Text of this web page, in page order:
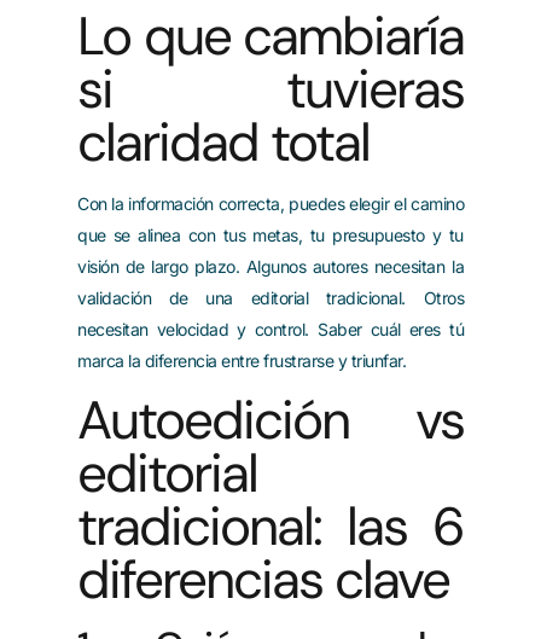
Lo que cambiaría
si tuvieras
claridad total
Con la información correcta, puedes elegir el camino
que se alinea con tus metas, tu presupuesto y tu
visión de largo plazo. Algunos autores necesitan la
validación de una editorial tradicional. Otros
necesitan velocidad y control. Saber cuál eres tú
marca la diferencia entre frustrarse y triunfar.
Autoedición vs
editorial
tradicional: las 6
diferencias clave